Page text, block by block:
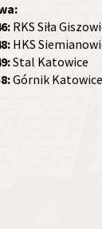
RKS Siła
HKS
Stal Katowice
Górnik